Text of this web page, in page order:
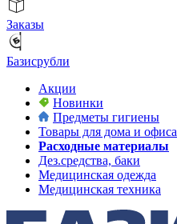
Заказы
Базисрубли
Акции
Новинки
Предметы гигиены
Товары для дома и офиса
Расходные материалы
Дез.средства, баки
Медицинская одежда
Медицинская техника